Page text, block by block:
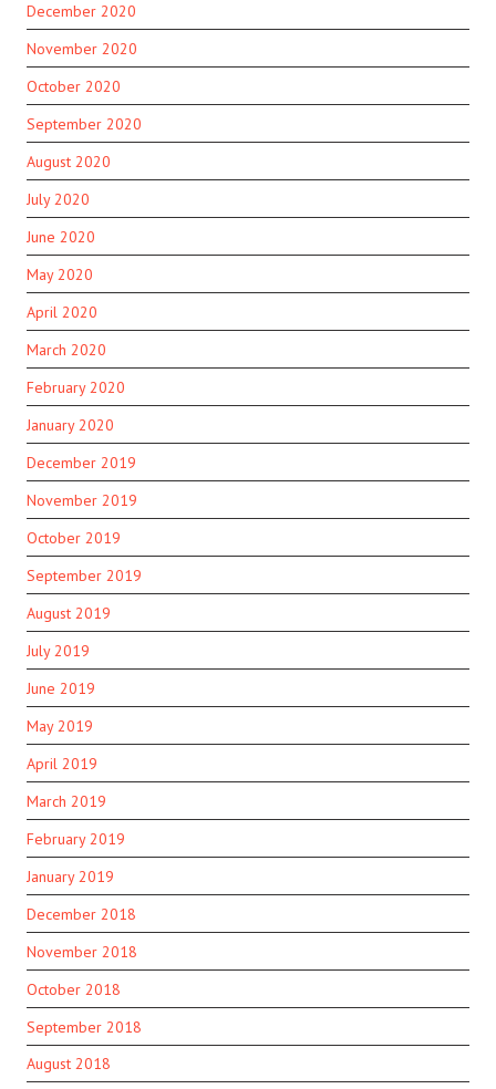
December 2020
November 2020
October 2020
September 2020
August 2020
July 2020
June 2020
May 2020
April 2020
March 2020
February 2020
January 2020
December 2019
November 2019
October 2019
September 2019
August 2019
July 2019
June 2019
May 2019
April 2019
March 2019
February 2019
January 2019
December 2018
November 2018
October 2018
September 2018
August 2018